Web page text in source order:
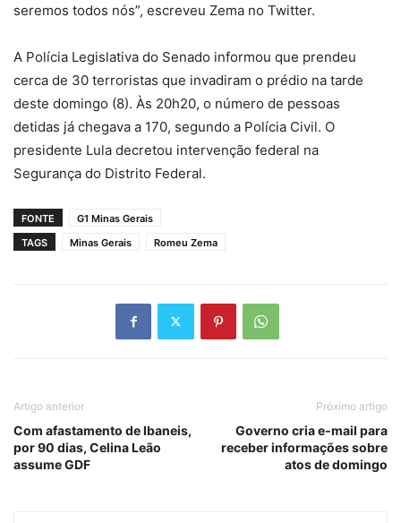
seremos todos nós”, escreveu Zema no Twitter.
A Polícia Legislativa do Senado informou que prendeu
cerca de 30 terroristas que invadiram o prédio na tarde
deste domingo (8). Às 20h20, o número de pessoas
detidas já chegava a 170, segundo a Polícia Civil. O
presidente Lula decretou intervenção federal na
Segurança do Distrito Federal.
FONTE
G1 Minas Gerais
TAGS
Minas Gerais Romeu Zema
Artigo anterior
Com afastamento de Ibaneis,
por 90 dias, Celina Leão
assume GDF
Próximo artigo
Governo cria e-mail para
receber informações sobre
atos de domingo